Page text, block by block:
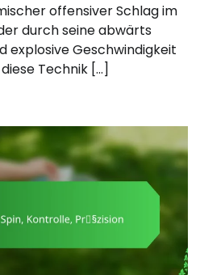
offensiver Schlag im
durch seine abwärts
explosive Geschwindigkeit
Technik […]